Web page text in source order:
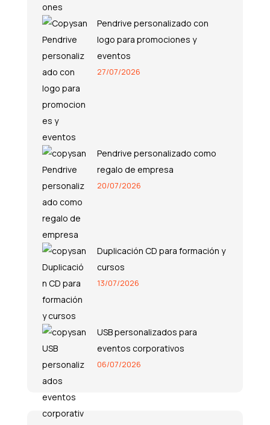
Pendrive personalizado con
logo para promociones y
eventos
27/07/2026
Pendrive personalizado como
regalo de empresa
20/07/2026
Duplicación CD para formación y
cursos
13/07/2026
USB personalizados para
eventos corporativos
06/07/2026